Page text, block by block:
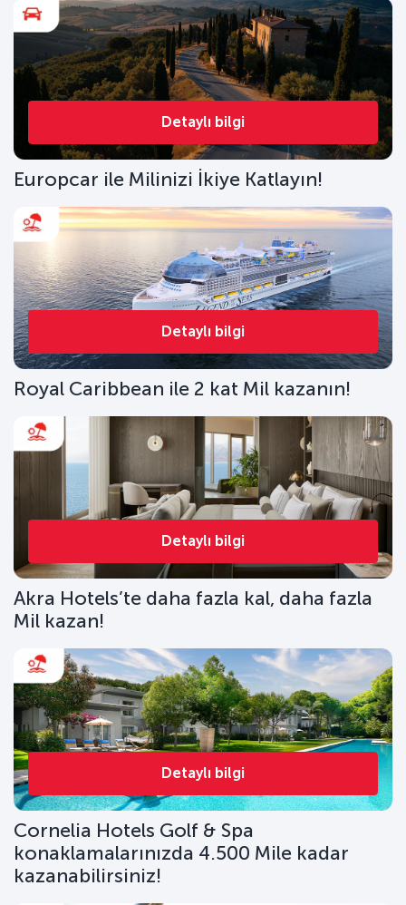
Detaylı bilgi
Europcar ile Milinizi İkiye Katlayın!
Detaylı bilgi
Royal Caribbean ile 2 kat Mil kazanın!
Detaylı bilgi
Akra Hotels’te daha fazla kal, daha fazla
Mil kazan!
Detaylı bilgi
Cornelia Hotels Golf & Spa
konaklamalarınızda 4.500 Mile kadar
kazanabilirsiniz!